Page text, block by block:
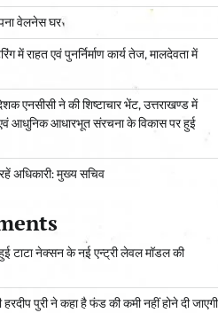
वेलनेस घर
में राहत एवं पुनर्निर्माण कार्य तेज, मालदेवता में
एनसीसी ने की शिष्टाचार भेंट, उत्तराखण्ड में
एवं आधुनिक आधारभूत संरचना के विकास पर हुई
अधिकारी: मुख्य सचिव
टाटा नेक्सन के नई एन्ट्री लेवल मॉडल की
पुरी ने कहा है फंड की कमी नहीं होने दी जाएगी